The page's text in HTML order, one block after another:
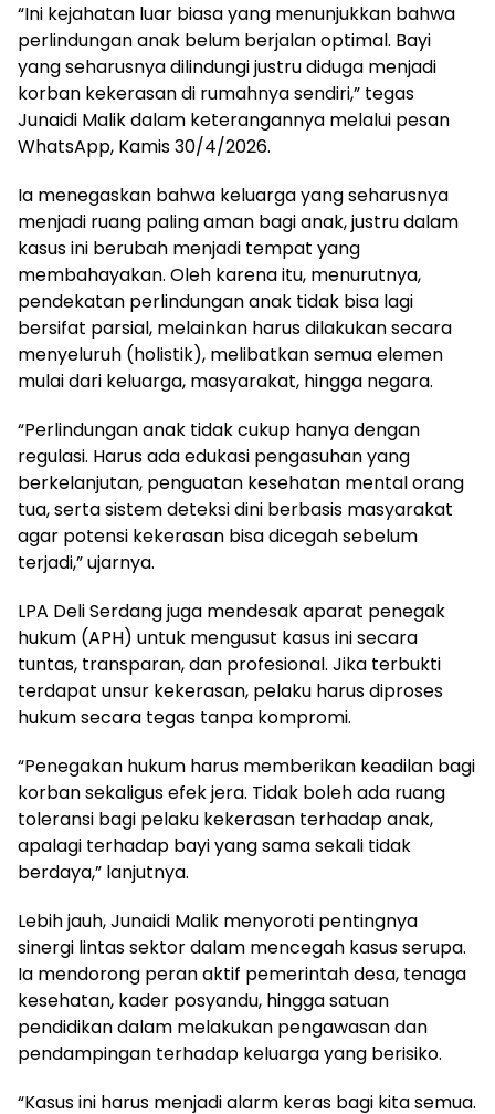
“Ini kejahatan luar biasa yang menunjukkan bahwa
perlindungan anak belum berjalan optimal. Bayi
yang seharusnya dilindungi justru diduga menjadi
korban kekerasan di rumahnya sendiri,” tegas
Junaidi Malik dalam keterangannya melalui pesan
WhatsApp, Kamis 30/4/2026.
Ia menegaskan bahwa keluarga yang seharusnya
menjadi ruang paling aman bagi anak, justru dalam
kasus ini berubah menjadi tempat yang
membahayakan. Oleh karena itu, menurutnya,
pendekatan perlindungan anak tidak bisa lagi
bersifat parsial, melainkan harus dilakukan secara
menyeluruh (holistik), melibatkan semua elemen
mulai dari keluarga, masyarakat, hingga negara.
“Perlindungan anak tidak cukup hanya dengan
regulasi. Harus ada edukasi pengasuhan yang
berkelanjutan, penguatan kesehatan mental orang
tua, serta sistem deteksi dini berbasis masyarakat
agar potensi kekerasan bisa dicegah sebelum
terjadi,” ujarnya.
LPA Deli Serdang juga mendesak aparat penegak
hukum (APH) untuk mengusut kasus ini secara
tuntas, transparan, dan profesional. Jika terbukti
terdapat unsur kekerasan, pelaku harus diproses
hukum secara tegas tanpa kompromi.
“Penegakan hukum harus memberikan keadilan bagi
korban sekaligus efek jera. Tidak boleh ada ruang
toleransi bagi pelaku kekerasan terhadap anak,
apalagi terhadap bayi yang sama sekali tidak
berdaya,” lanjutnya.
Lebih jauh, Junaidi Malik menyoroti pentingnya
sinergi lintas sektor dalam mencegah kasus serupa.
Ia mendorong peran aktif pemerintah desa, tenaga
kesehatan, kader posyandu, hingga satuan
pendidikan dalam melakukan pengawasan dan
pendampingan terhadap keluarga yang berisiko.
“Kasus ini harus menjadi alarm keras bagi kita semua.